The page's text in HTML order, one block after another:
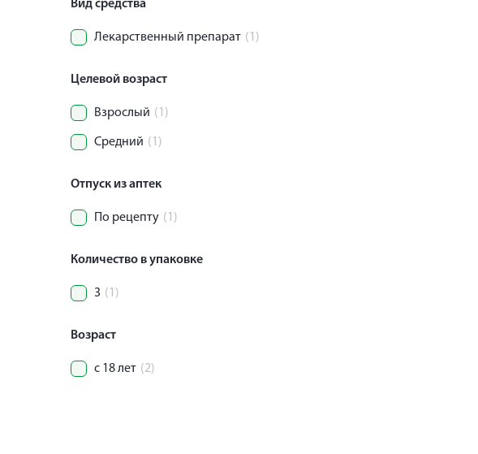
Вид средства
Лекарственный препарат (1)
Целевой возраст
Взрослый (1)
Средний (1)
Отпуск из аптек
По рецепту (1)
Количество в упаковке
3 (1)
Возраст
с 18 лет (2)